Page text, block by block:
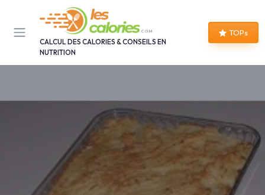
CALCUL DES CALORIES & CONSEILS EN
NUTRITION
TOPs
Panneau de gestion des cookies